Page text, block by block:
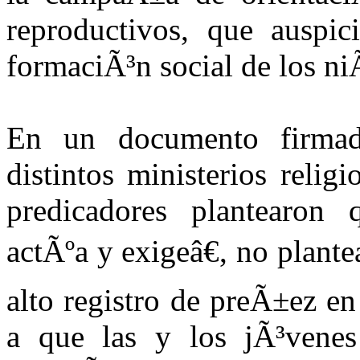
reproductivos, que
formaciÃ³n social de los
En un documento
distintos ministerios
predicadores
actÃºa y exigeâ€, no
alto registro de preÃ±ez
a que las y los jÃ³venes